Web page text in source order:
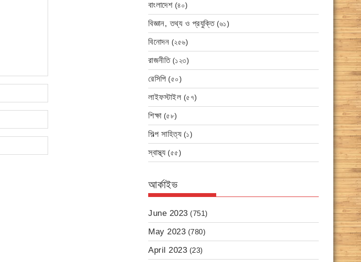
বাংলাদেশ (৪০)
বিজ্ঞান, তথ্য ও প্রযুক্তি(৬১)
বিনোদন (২৫৬)
রাজনীতি(১২৩)
রেসিপি(৫০)
লাইফস্টাইল (৫৭)
শিক্ষা(৫৮)
শিল্প সাহিত্য(১)
স্বাস্থ্য(৫৫)
আর্কাইভ
June 2023 (751)
May 2023 (780)
April 2023 (23)